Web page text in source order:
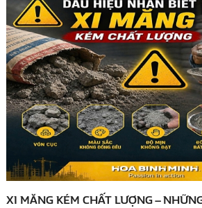
XI MĂNG KÉM CHẤT LƯỢNG –